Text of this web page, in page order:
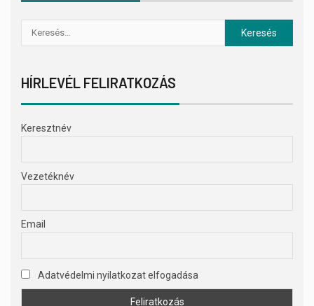
HÍRLEVÉL FELIRATKOZÁS
Keresztnév
Vezetéknév
Email
Adatvédelmi nyilatkozat elfogadása